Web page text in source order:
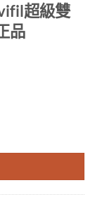
超級雙
品